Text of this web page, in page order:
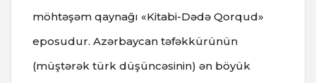
möhtəşəm qaynağı «Kitabi-Dədə Qorqud»
eposudur. Azərbaycan təfəkkürünün
(müştərək türk düşüncəsinin) ən böyük